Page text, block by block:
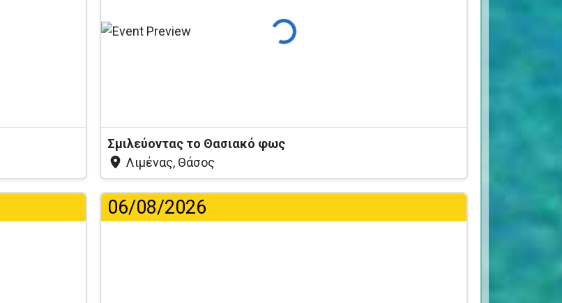
Φόρτωση...
Σμιλεύοντας το Θασιακό φως
Λιμένας, Θάσος
06/08/2026